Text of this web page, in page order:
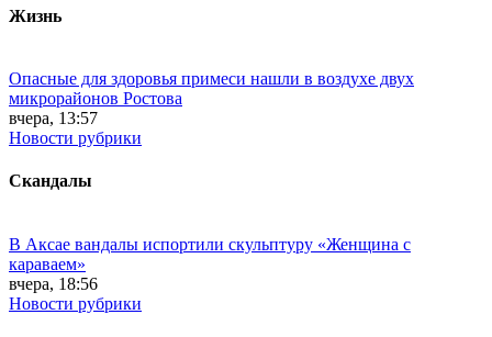
Жизнь
Опасные для здоровья примеси нашли в воздухе двух
микрорайонов Ростова
вчера, 13:57
Новости рубрики
Скандалы
В Аксае вандалы испортили скульптуру «Женщина с
караваем»
вчера, 18:56
Новости рубрики